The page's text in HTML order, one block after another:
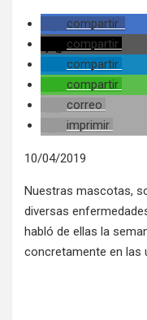
compartir
compartir
compartir
compartir
correo
imprimir
10/04/2019
Nuestras mascotas,
diversas
habló de ellas la
concretamente en las